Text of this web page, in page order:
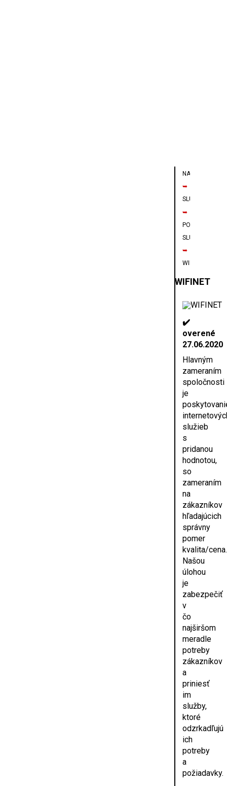
NAVIGÁCIA
➥
SLUŽBY
➥
POČÍTAČOVÉ
SLUŽBY
➥
WIFINET
WIFINET
✔️
overené
27.06.2020
Hlavným
zameraním
spoločnosti
je
služieb
s
pridanou
hodnotou,
so
zameraním
na
zákazníkov
hľadajúcich
správny
pomer
kvalita/cena.
Našou
úlohou
je
zabezpečiť
v
čo
najširšom
meradle
potreby
zákazníkov
a
priniesť
im
služby,
ktoré
odzrkadľujú
ich
potreby
a
požiadavky.